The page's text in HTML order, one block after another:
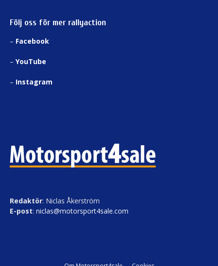
Följ oss för mer rallyaction
– Facebook
– YouTube
– Instagram
Redaktör: Niclas Åkerström
E-post: niclas@motorsport4sale.com